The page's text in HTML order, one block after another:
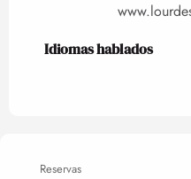
Idiomas hablados
Idiomas hablados
Reservas